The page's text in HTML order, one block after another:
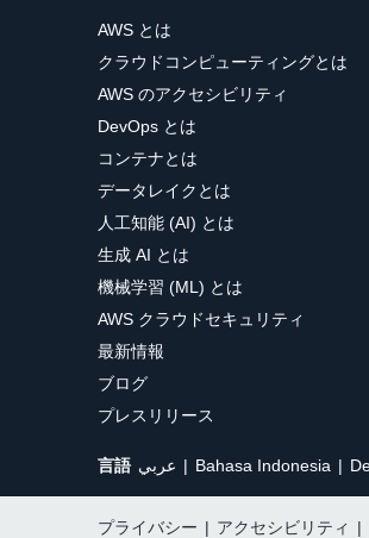
AWS とは
クラウドコンピューティングとは
AWS のアクセシビリティ
DevOps とは
コンテナとは
データレイクとは
人工知能 (AI) とは
生成 AI とは
機械学習 (ML) とは
AWS クラウドセキュリティ
最新情報
ブログ
プレスリリース
言語 عربي Bahasa Indonesia
プライバシー | アクセシビリティ |